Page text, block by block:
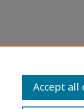
Accept all